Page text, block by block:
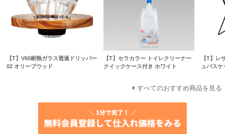
【T】V60耐熱ガラス透過ドリッパー
02 オリーブウッド
【T】セラカラー トイレクリーナー
クイックケース付き ホワイト
【T】レ
ュバス
すべてのおすすめ商品を見る